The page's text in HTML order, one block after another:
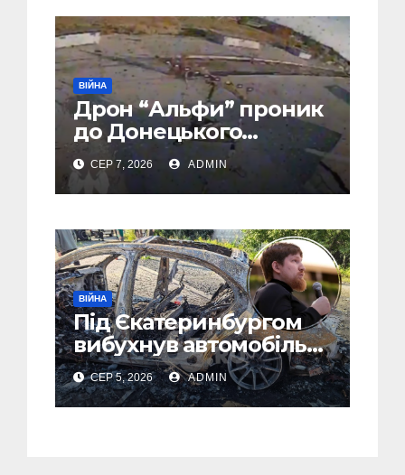
ВІЙНА
Дрон “Альфи” проник
до Донецького
аеропорту та спалив
“Шахед” ще до запуску
СЕР 7, 2026 ADMIN
ВІЙНА
Під Єкатеринбургом
вибухнув автомобіль
голови компанії-
виробника дронів
“Упир” – перші
СЕР 5, 2026 ADMIN